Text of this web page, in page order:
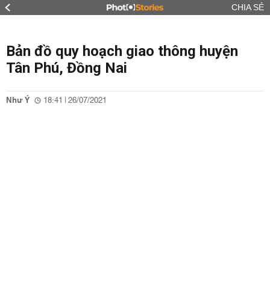
CHIA SẺ
Bản đồ quy hoạch giao thông huyện
Tân Phú, Đồng Nai
Như Ý 18:41 | 26/07/2021